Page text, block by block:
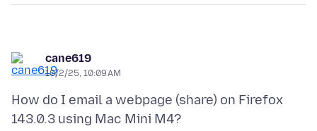
cane619
10/2/25, 10:09 AM
How do I email a webpage (share) on Firefox